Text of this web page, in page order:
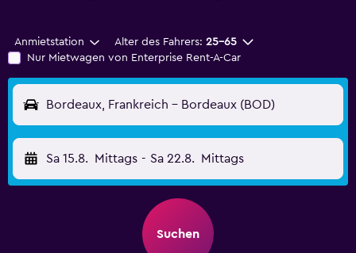
Anmietstation Alter des Fahrers: 25-65
Nur Mietwagen von Enterprise Rent-A-Car
Bordeaux, Frankreich - Bordeaux (BOD)
Sa 15.8. Mittags - Sa 22.8. Mittags
Suchen